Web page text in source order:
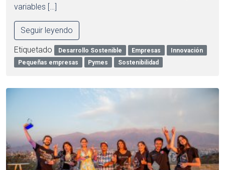
variables […]
Seguir leyendo
Etiquetado Desarrollo Sostenible Empresas
Innovación
Pequeñas empresas
Pymes Sostenibilidad